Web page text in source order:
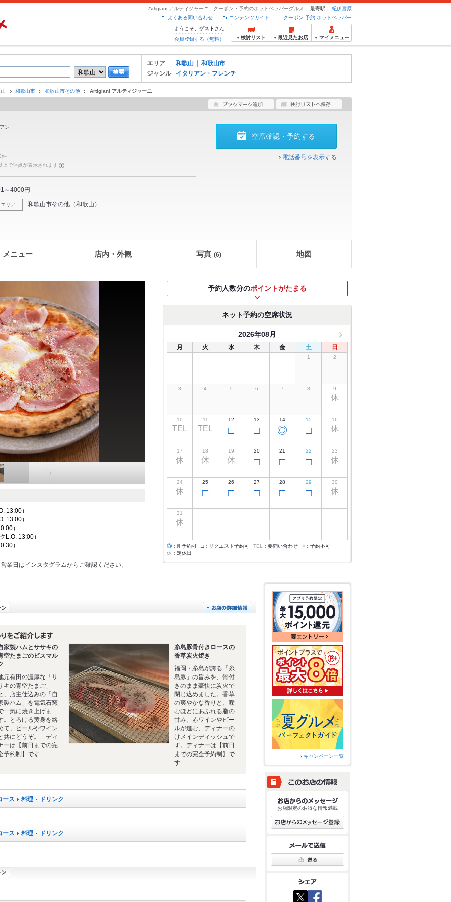
Artigiani アルティジャーニ - クーポン・予約のホットペッパーグルメ 最寄駅：
紀伊宮原
クーポン 予約 ホットペッパー
コンテンツガイド
よくある問い合わせ
ようこそ、 ゲスト さん
会員登録する（無料）
検討リスト 最近見たお店 マイメニュー
エリア 和歌山
和歌山市
ジャンル
イタリアン・フレンチ
和歌山市 和歌山市その他 Artigiani アルティジャーニ
ン
件
で評点が表示されます
～4000円
エリア 和歌山市その他 （和歌山 ）
空席確認・予約する
電話番号を表示する
メニュー 店内・外観 写真 (6) 地図
13:00）
13:00）
）
L.O. 13:00）
）
業日はインスタグラムからご確認ください。
予約人数分のポイントがたまる
ネット予約の空席状況
2026年08月
月 火 水 木 金 土 日
1 2
3 4 5 6 7 8 9
休
10
TEL
11
TEL
12
□
13
□
14
◎
15
□
16
休
17
休
18
休
19
休
20
□
21
□
22
□
23
休
24
休
25
□
26
□
27
□
28
□
29
□
30
休
31
休
◎ ：即予約可 □ ：リクエスト予約可 TEL ：要問い合わせ × ：予約不可
休 ：定休日
家製ハムとササキの
空たまごのビスマル
元有田の濃厚な「サ
キの青空たまご」
、店主仕込みの「自
製ハム」を電気石窯
一気に焼き上げま
。とろける黄身を絡
て、ビールやワイン
共にどうぞ。 ディ
ーは【前日までの完
予約制】です
糸島豚骨付きロースの
香草炭火焼き
福岡・糸島が誇る「糸
島豚」の旨みを、骨付
きのまま豪快に炭火で
閉じ込めました。香草
の爽やかな香りと、噛
むほどにあふれる脂の
甘み。赤ワインやビー
ルが進む、ディナーの
けメインディッシュで
す。ディナーは【前日
までの完全予約制】で
す
ース 料理 ドリンク
ース 料理 ドリンク
キャンペーン一覧
お店限定のお得な情報満載